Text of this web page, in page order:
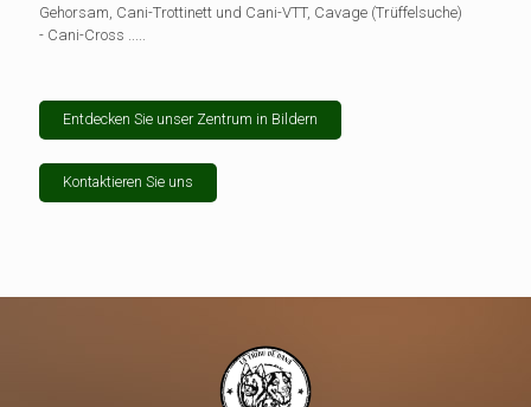
Gehorsam, Cani-Trottinett und Cani-VTT, Cavage (Trüffelsuche)
- Cani-Cross .....
Entdecken Sie unser Zentrum in Bildern
Kontaktieren Sie uns